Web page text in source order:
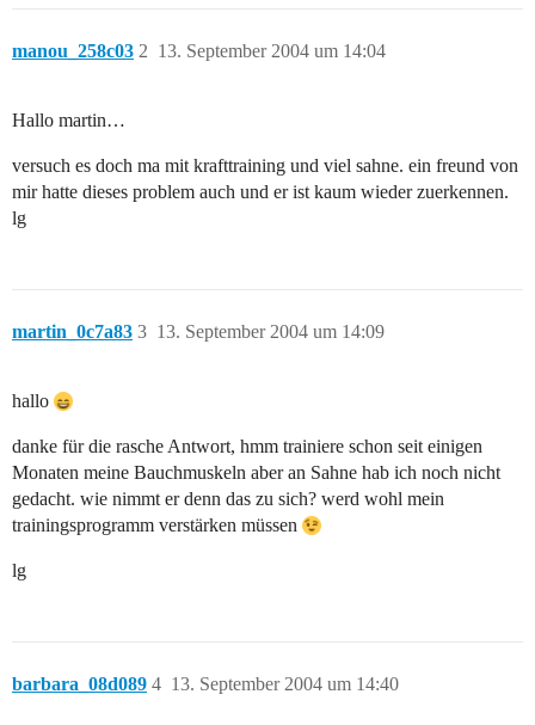
manou_258c03 13. September 2004 um 14:04
2
Hallo martin…
versuch es doch ma mit krafttraining und viel sahne. ein freund von
mir hatte dieses problem auch und er ist kaum wieder zuerkennen.
lg
martin_0c7a83 13. September 2004 um 14:09
3
hallo
danke für die rasche Antwort, hmm trainiere schon seit einigen
Monaten meine Bauchmuskeln aber an Sahne hab ich noch nicht
gedacht. wie nimmt er denn das zu sich? werd wohl mein
trainingsprogramm verstärken müssen
lg
barbara_08d089 13. September 2004 um 14:40
4